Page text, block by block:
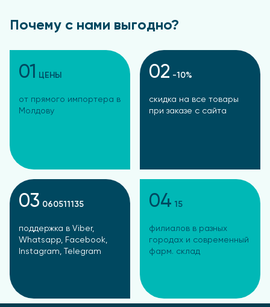
применением БАД детьми – с врачом-педиатром.
Форма выпуска
Капсулы
Почему с нами выгодно?
01 ЦЕНЫ
от прямого импортера в
Молдову
02 -10%
скидка на все товары
при заказе с сайта
03 060511135
поддержка в Viber,
Whatsapp, Facebook,
Instagram, Telegram
04 15
филиалов в разных
городах и современный
фарм. склад